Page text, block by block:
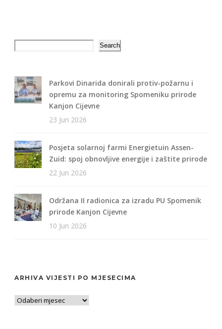
Search
Parkovi Dinarida donirali protiv-požarnu i
opremu za monitoring Spomeniku prirode
Kanjon Cijevne
23 Jun 2026
Posjeta solarnoj farmi Energietuin Assen-
Zuid: spoj obnovljive energije i zaštite prirode
22 Jun 2026
Održana II radionica za izradu PU Spomenik
prirode Kanjon Cijevne
10 Jun 2026
ARHIVA VIJESTI PO MJESECIMA